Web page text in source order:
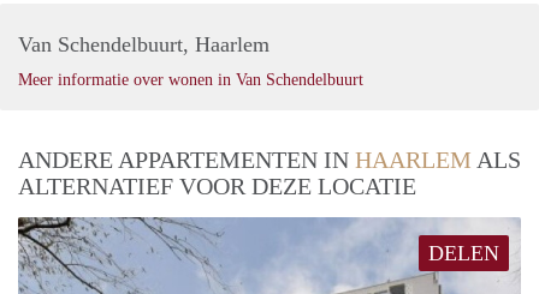
Van Schendelbuurt, Haarlem
Meer informatie over wonen in Van Schendelbuurt
ANDERE APPARTEMENTEN IN HAARLEM ALS
ALTERNATIEF VOOR DEZE LOCATIE
DELEN